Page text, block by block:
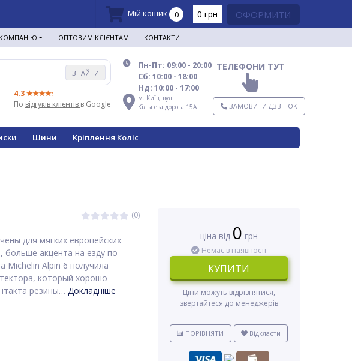
Мій кошик 0 0 грн ОФОРМИТИ
ОПТОВИМ КЛІЄНТАМ КОНТАКТИ
ЗНАЙТИ
4.3
По відгуків клієнтів в Google
Пн-Пт: 09:00 - 20:00
Сб: 10:00 - 18:00
Нд: 10:00 - 17:00
м. Київ, вул.
Кільцева дорога 15А
ТЕЛЕФОНИ ТУТ
ЗАМОВИТИ ДЗВІНОК
Шини Кріплення Коліс
(0)
для мягких европейских
акцента на езду по
Alpin 6 получила
который хорошо
резины… Докладніше
ціна від 0 грн
Немає в наявності
КУПИТИ
Ціни можуть відрізнятися,
звертайтеся до менеджерів
ПОРІВНЯТИ Відкласти